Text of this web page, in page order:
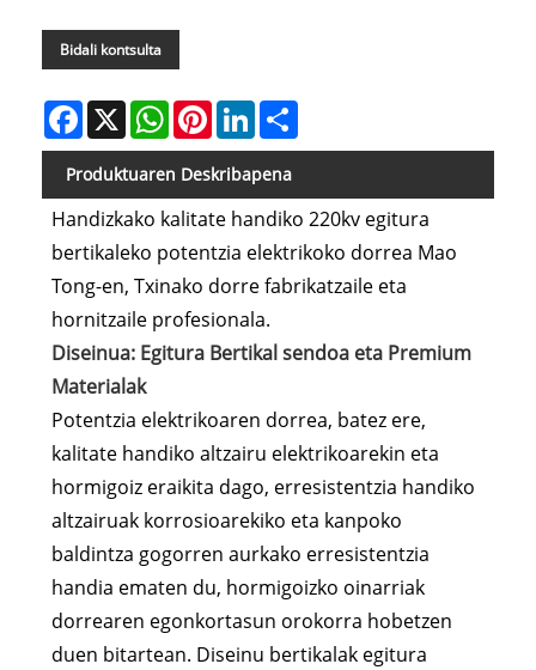
Bidali kontsulta
Facebook
X WhatsAppPinterestLinkedIn
Produktuaren Deskribapena
Handizkako kalitate handiko 220kv egitura
bertikaleko potentzia elektrikoko dorrea Mao
Tong-en, Txinako dorre fabrikatzaile eta
hornitzaile profesionala.
Diseinua: Egitura Bertikal sendoa eta Premium
Materialak
Potentzia elektrikoaren dorrea, batez ere,
kalitate handiko altzairu elektrikoarekin eta
hormigoiz eraikita dago, erresistentzia handiko
altzairuak korrosioarekiko eta kanpoko
baldintza gogorren aurkako erresistentzia
handia ematen du, hormigoizko oinarriak
dorrearen egonkortasun orokorra hobetzen
duen bitartean. Diseinu bertikalak egitura